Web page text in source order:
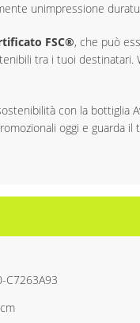
unimpressione
FSC®, che può
tra i tuoi
con la
oggi e guarda il
C7263A93